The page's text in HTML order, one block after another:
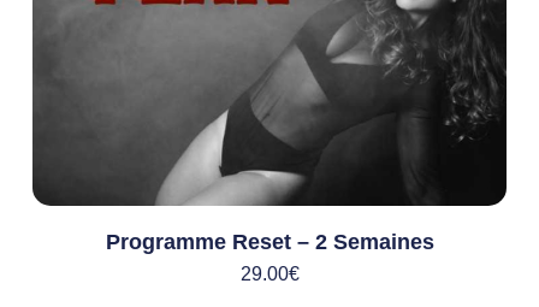
Programme Reset – 2 Semaines
29.00€